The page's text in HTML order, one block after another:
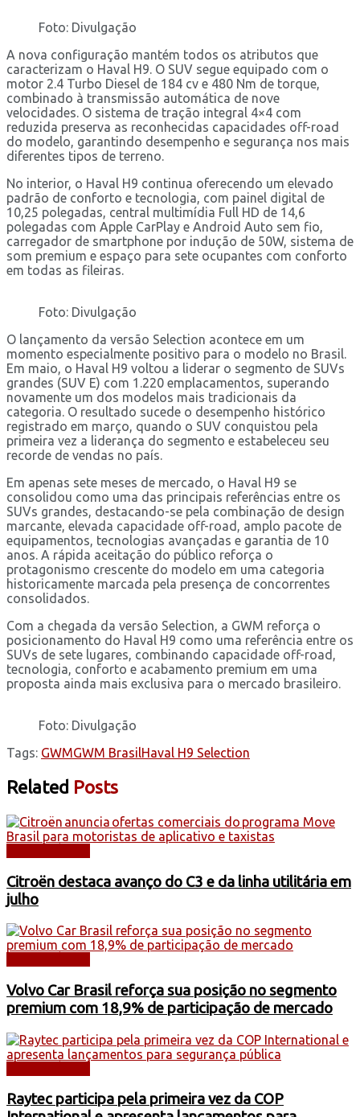
Foto: Divulgação
A nova configuração mantém todos os atributos que
caracterizam o Haval H9. O SUV segue equipado com o
motor 2.4 Turbo Diesel de 184 cv e 480 Nm de torque,
combinado à transmissão automática de nove
velocidades. O sistema de tração integral 4×4 com
reduzida preserva as reconhecidas capacidades off-road
do modelo, garantindo desempenho e segurança nos mais
diferentes tipos de terreno.
No interior, o Haval H9 continua oferecendo um elevado
padrão de conforto e tecnologia, com painel digital de
10,25 polegadas, central multimídia Full HD de 14,6
polegadas com Apple CarPlay e Android Auto sem fio,
carregador de smartphone por indução de 50W, sistema de
som premium e espaço para sete ocupantes com conforto
em todas as fileiras.
Foto: Divulgação
O lançamento da versão Selection acontece em um
momento especialmente positivo para o modelo no Brasil.
Em maio, o Haval H9 voltou a liderar o segmento de SUVs
grandes (SUV E) com 1.220 emplacamentos, superando
novamente um dos modelos mais tradicionais da
categoria. O resultado sucede o desempenho histórico
registrado em março, quando o SUV conquistou pela
primeira vez a liderança do segmento e estabeleceu seu
recorde de vendas no país.
Em apenas sete meses de mercado, o Haval H9 se
consolidou como uma das principais referências entre os
SUVs grandes, destacando-se pela combinação de design
marcante, elevada capacidade off-road, amplo pacote de
equipamentos, tecnologias avançadas e garantia de 10
anos. A rápida aceitação do público reforça o
protagonismo crescente do modelo em uma categoria
historicamente marcada pela presença de concorrentes
consolidados.
Com a chegada da versão Selection, a GWM reforça o
posicionamento do Haval H9 como uma referência entre os
SUVs de sete lugares, combinando capacidade off-road,
tecnologia, conforto e acabamento premium em uma
proposta ainda mais exclusiva para o mercado brasileiro.
Foto: Divulgação
Tags: GWMGWM BrasilHaval H9 Selection
Related Posts
Citroën destaca avanço do C3 e da linha utilitária em
julho
Volvo Car Brasil reforça sua posição no segmento
premium com 18,9% de participação de mercado
Raytec participa pela primeira vez da COP